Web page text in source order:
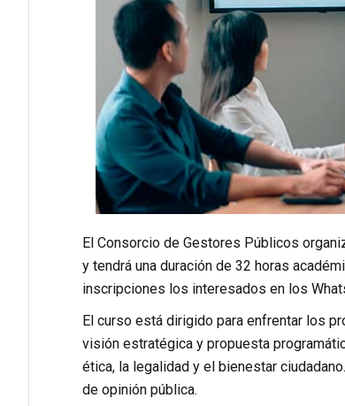
El Consorcio de Gestores Públicos
y tendrá una duración de 32 horas
inscripciones los interesados en los
El curso está dirigido para enfrentar los
visión estratégica y propuesta
ética, la legalidad y el bienestar
de opinión pública.